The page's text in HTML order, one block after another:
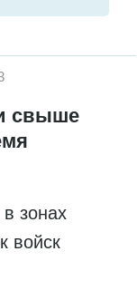
свыше
зонах
войск